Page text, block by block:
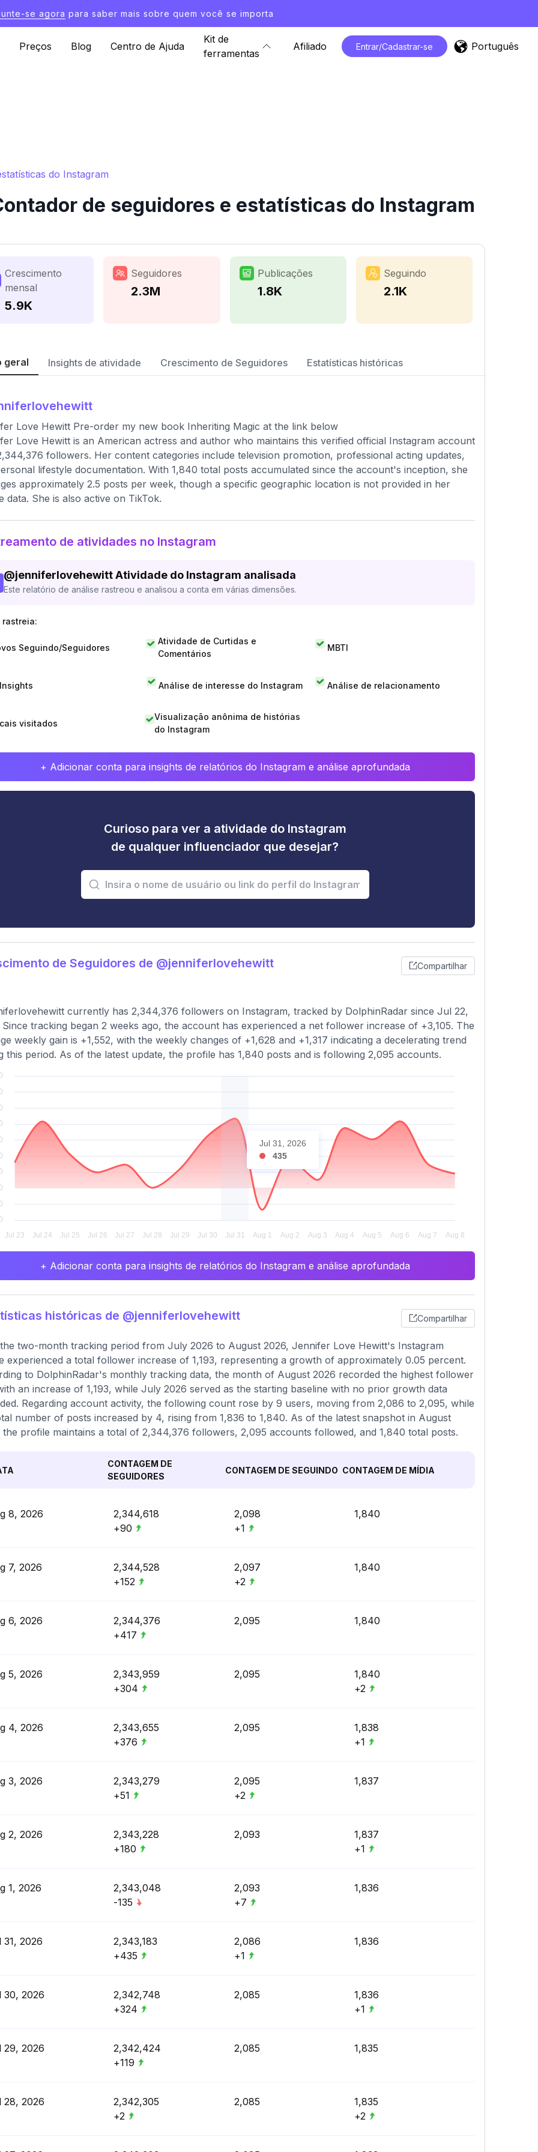
se agora para saber mais sobre quem você se importa
Preços Blog Centro de Ajuda
Kit de
ferramentas
Afiliado Entrar/Cadastrar-se Português
do Instagram
de seguidores e estatísticas do Instagram
Crescimento
mensal
5.9K
Seguidores
2.3M
Publicações
1.8K
Seguindo
2.1K
geral Insights de atividade Crescimento de Seguidores Estatísticas históricas
Love Hewitt Pre-order my new book Inheriting Magic at the link below
Love Hewitt is an American actress and author who maintains this verified official Instagram account
followers. Her content categories include television promotion, professional acting updates,
lifestyle documentation. With 1,840 total posts accumulated since the account's inception, she
approximately 2.5 posts per week, though a specific geographic location is not provided in her
data. She is also active on TikTok.
de atividades no Instagram
@jenniferlovehewittAtividade do Instagram analisada
Este relatório de análise rastreou e analisou a conta em várias dimensões.
rastreia:
Seguindo/Seguidores
Atividade de Curtidas e
Comentários
MBTI
Análise de interesse do Instagram Análise de relacionamento
visitados
Visualização anônima de histórias
do Instagram
+ Adicionar conta para insights de relatórios do Instagram e análise aprofundada
Curioso para ver a atividade do Instagram
de qualquer influenciador que desejar?
de Seguidores de @jenniferlovehewitt Compartilhar
currently has 2,344,376 followers on Instagram, tracked by DolphinRadar since Jul 22,
Since tracking began 2 weeks ago, the account has experienced a net follower increase of +3,105. The
weekly gain is +1,552, with the weekly changes of +1,628 and +1,317 indicating a decelerating trend
this period. As of the latest update, the profile has 1,840 posts and is following 2,095 accounts.
Jul 31, 2026
435
+ Adicionar conta para insights de relatórios do Instagram e análise aprofundada
históricas de @jenniferlovehewitt Compartilhar
two-month tracking period from July 2026 to August 2026, Jennifer Love Hewitt's Instagram
experienced a total follower increase of 1,193, representing a growth of approximately 0.05 percent.
to DolphinRadar's monthly tracking data, the month of August 2026 recorded the highest follower
an increase of 1,193, while July 2026 served as the starting baseline with no prior growth data
Regarding account activity, the following count rose by 9 users, moving from 2,086 to 2,095, while
number of posts increased by 4, rising from 1,836 to 1,840. As of the latest snapshot in August
the profile maintains a total of 2,344,376 followers, 2,095 accounts followed, and 1,840 total posts.
CONTAGEM DE
SEGUIDORES
CONTAGEM DE SEGUINDO CONTAGEM DE MÍDIA
8, 2026
2,344,618
+90
2,098
+1
1,840
7, 2026
2,344,528
+152
2,097
+2
1,840
6, 2026
2,344,376
+417
2,095 1,840
5, 2026
2,343,959
+304
2,095
1,840
+2
4, 2026
2,343,655
+376
2,095
1,838
+1
3, 2026
2,343,279
+51
2,095
+2
1,837
2, 2026
2,343,228
+180
2,093
1,837
+1
1, 2026
2,343,048
-135
2,093
+7
1,836
31, 2026
2,343,183
+435
2,086
+1
1,836
30, 2026
2,342,748
+324
2,085
1,836
+1
29, 2026
2,342,424
+119
2,085 1,835
28, 2026
2,342,305
+2
2,085
1,835
+2